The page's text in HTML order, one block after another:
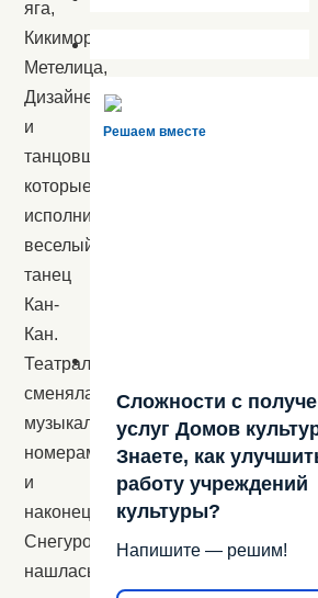
яга,
Кикимора,
Метелица,
Дизайнер,
и
танцовщицы,
которые
исполнили
веселый
танец
Кан-
Кан.
Театрализация
сменялась
музыкальными
номерами
и
наконец
Снегурочка
нашлась.
Решаем вместе
Сложности с
услуг Домов
Знаете, как
работу учреждений
культуры?
Напишите — решим!